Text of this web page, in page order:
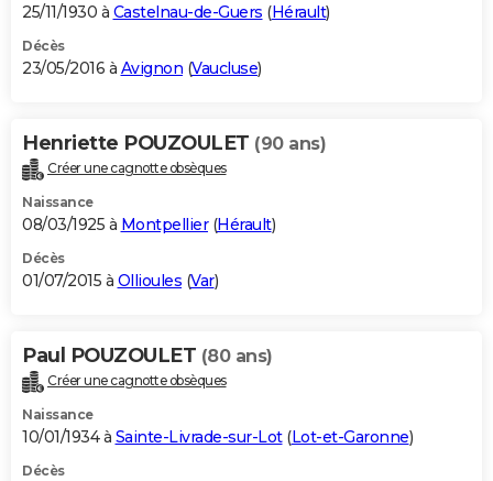
25/11/1930 à Castelnau-de-Guers (Hérault)
Décès
23/05/2016 à Avignon (Vaucluse)
Henriette POUZOULET (90 ans)
Créer une cagnotte obsèques
Naissance
08/03/1925 à Montpellier(Hérault)
Décès
01/07/2015 à Ollioules (Var)
Paul POUZOULET (80 ans)
Créer une cagnotte obsèques
Naissance
10/01/1934 à Sainte-Livrade-sur-Lot(Lot-et-Garonne)
Décès